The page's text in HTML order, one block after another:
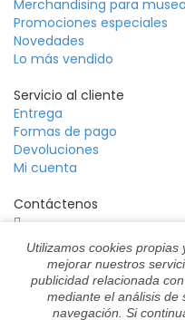
Merchandising para
Promociones especiales
Novedades
Lo más vendido
Servicio al cliente
Entrega
Formas de pago
Devoluciones
Mi cuenta
Contáctenos
Dirección: C/ Camp 52 –
Vallès, Barcelona
Email:
Teléfono: +34 657 81 28
Utilizamos cookies propias
mejorar nuestros
publicidad relacionada
mediante el análisis de
navegación. Si